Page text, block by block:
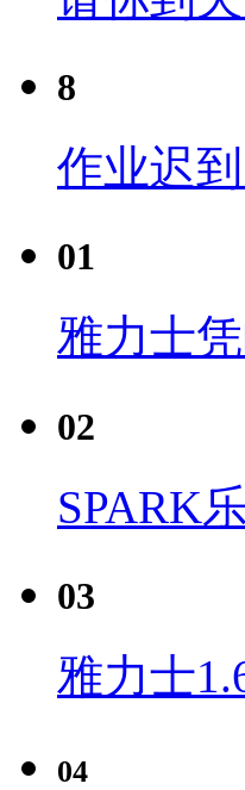
8
作业迟
01
雅力士
02
SPARK
03
雅力士
04